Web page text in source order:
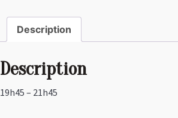
Description
Description
19h45 – 21h45